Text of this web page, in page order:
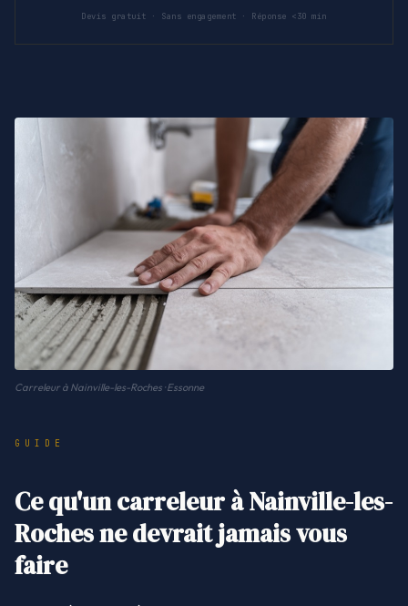
Devis gratuit · Sans engagement · Réponse <30 min
Carreleur à Nainville-les-Roches · Essonne
GUIDE
Ce qu'un carreleur à Nainville-les-
Roches ne devrait jamais vous
faire